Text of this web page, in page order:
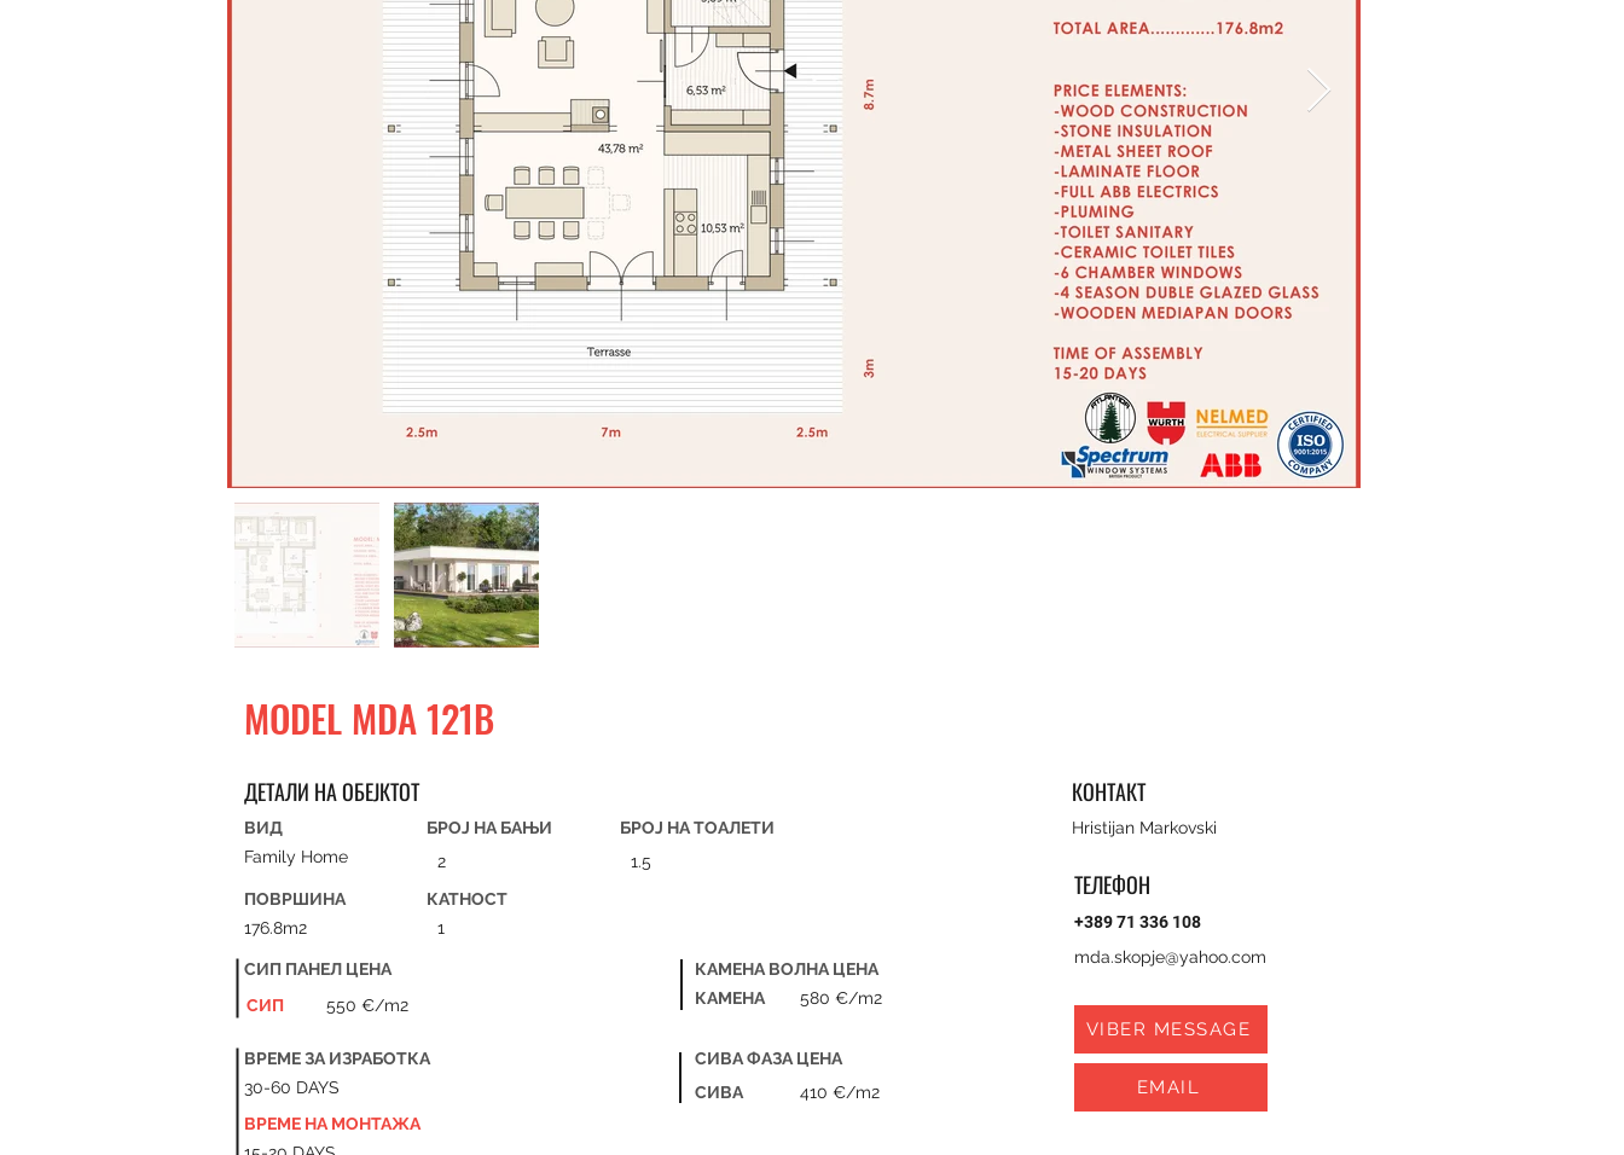
MODEL MDA 121B
ДЕТАЛИ НА ОБЕЈКТОТ
ВИД БРОЈ НА БАЊИ
БРОЈ НА ТОАЛЕТИ
Family Home
2
1.5
ПОВРШИНА
КАТНОСТ
176.8m2
1
СИП ПАНЕЛ ЦЕНA
550 €/m2
СИП
КАМЕНА ВОЛНА ЦЕНА
КАМЕНА
580 €/m2
ВРЕМЕ ЗА ИЗРАБОТКА
30-60 DAYS
СИВА ФАЗА ЦЕНА
СИВА
410 €/m2
КОНТАКТ
Hristijan Markovski
ТЕЛЕФОН
+389 71 336 108
mda.skopje@yahoo.com
VIBER MESSAGE
EMAIL
ВРЕМЕ НА МОНТАЖА